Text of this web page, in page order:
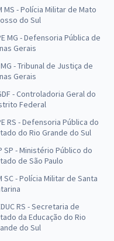
MS - Polícia Militar de Mato
do Sul
MG - Defensoria Pública de
Gerais
MG - Tribunal de Justiça de
Gerais
- Controladoria Geral do
Federal
RS - Defensoria Pública do
do Rio Grande do Sul
SP - Ministério Público do
de São Paulo
SC - Polícia Militar de Santa
RS - Secretaria de
da Educação do Rio
do Sul